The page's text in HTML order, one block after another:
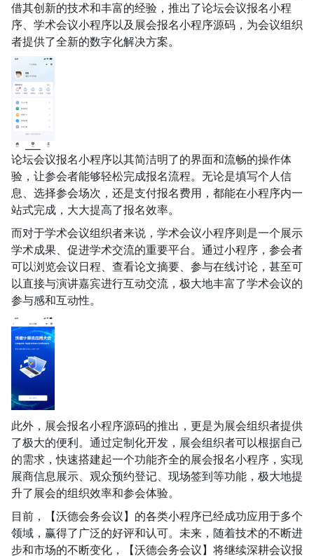
借其创新的技术和丰富的经验，推出了论坛会议报名小程
序、学术会议小程序以及展会报名小程序源码，为会议组织
者提供了全新的数字化解决方案。
论坛会议报名小程序以其简洁明了的界面和流畅的操作体
验，让参会者能够轻松完成报名流程。无论是填写个人信
息、选择参会场次，还是支付报名费用，都能在小程序内一
站式完成，大大提高了报名效率。
而对于学术会议组织者来说，学术会议小程序则是一个展示
学术成果、促进学术交流的重要平台。通过小程序，参会者
可以浏览会议日程、查看论文摘要、参与在线讨论，甚至可
以直接与演讲嘉宾进行互动交流，极大地丰富了学术会议的
参与感和互动性。
此外，展会报名小程序源码的推出，更是为展会组织者提供
了极大的便利。通过定制化开发，展会组织者可以根据自己
的需求，快速搭建起一个功能齐全的展会报名小程序，实现
展商信息展示、观众预约登记、现场签到等功能，极大地提
升了展会的组织效率和参会体验。
目前，【沃德会务会议】的各类小程序已经成功应用于多个
领域，赢得了广泛的好评和认可。未来，随着技术的不断进
步和市场的不断变化，【沃德会务会议】将继续深耕会议报